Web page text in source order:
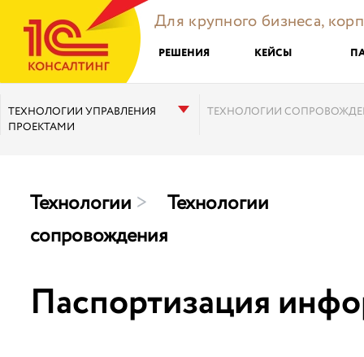
Для крупного бизнеса,
РЕШЕНИЯ КЕЙСЫ
ТЕХНОЛОГИИ УПРАВЛЕНИЯ
ПРОЕКТАМИ
ТЕХНОЛОГИИ
Технологии >
Технологии
сопровождения
Паспортизация